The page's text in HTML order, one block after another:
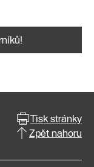
Tisk stránky
Zpět nahoru